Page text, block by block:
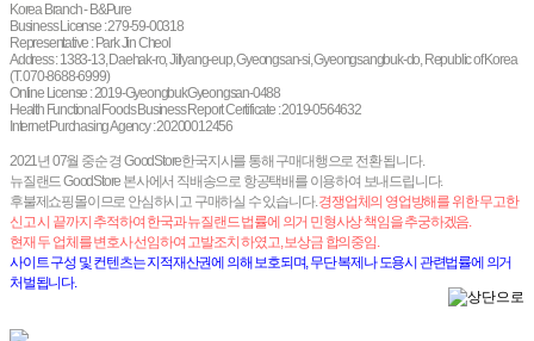
Korea Branch - B&Pure
Business License : 279-59-00318
Representative : Park Jin Cheol
Address : 1383-13, Daehak-ro, Jillyang-eup, Gyeongsan-si, Gyeongsangbuk-do, Republic of Korea
(T. 070-8688-6999)
Online License : 2019-GyeongbukGyeongsan-0488
Health Functional Foods Business Report Certificate : 2019-0564632
Internet Purchasing Agency : 20200012456
2021년 07월 중순 경 GoodStore한국지사를 통해 구매대행으로 전환 됩니다.
뉴질랜드 GoodStore 본사에서 직배송으로 항공택배를 이용하여 보내드립니다.
후불제쇼핑몰이므로 안심하시고 구매하실 수 있습니다.경쟁업체의 영업방해를 위한 무고한
신고 시 끝까지 추적하여 한국과 뉴질랜드 법률에 의거 민형사상 책임을 추궁하겠음.
현재 두 업체를 변호사 선임하여 고발조치 하였고, 보상금 합의중임.
사이트 구성 및 컨텐츠는 지적재산권에 의해 보호되며, 무단 복제나 도용시 관련법률에 의거
처벌됩니다.